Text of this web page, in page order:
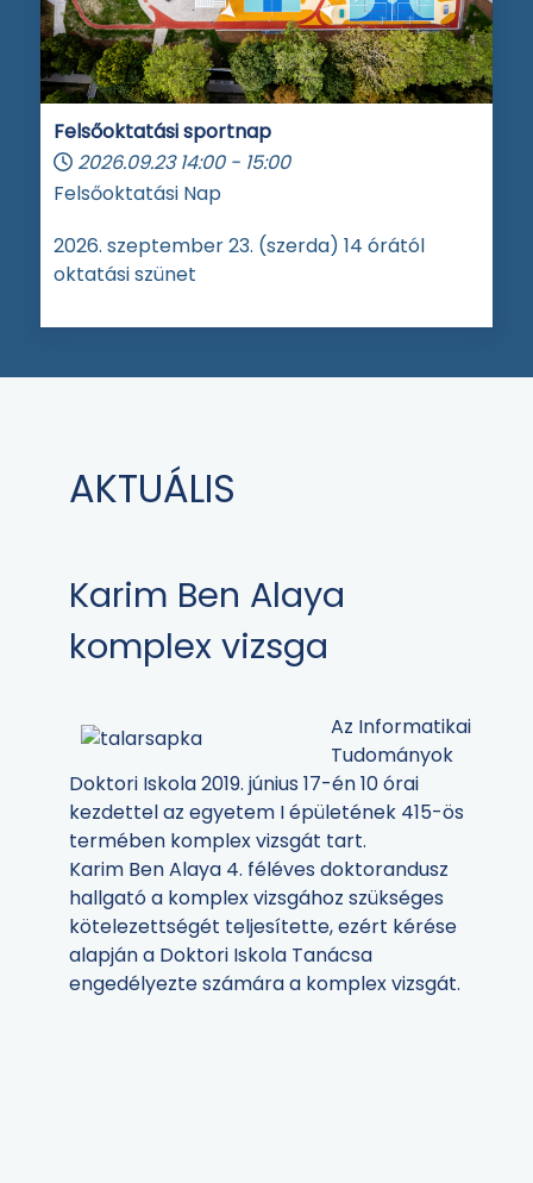
Felsőoktatási sportnap
2026.09.23 14:00 - 15:00
Felsőoktatási Nap
2026. szeptember 23. (szerda) 14 órától
oktatási szünet
AKTUÁLIS
Karim Ben Alaya
komplex vizsga
Az Informatikai
Tudományok
Doktori Iskola 2019. június 17-én 10 órai
kezdettel az egyetem I épületének 415-ös
termében komplex vizsgát tart.
Karim Ben Alaya 4. féléves doktorandusz
hallgató a komplex vizsgához szükséges
kötelezettségét teljesítette, ezért kérése
alapján a Doktori Iskola Tanácsa
engedélyezte számára a komplex vizsgát.